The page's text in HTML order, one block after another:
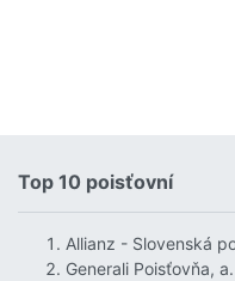
Top 10 poisťovní
Allianz - Slovenská
Generali Poisťovňa,